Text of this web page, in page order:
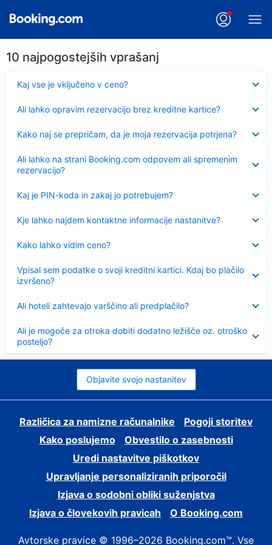
10 najpogostejših vprašanj
Kaj vse je vključeno v ceno?
Ali lahko opravim rezervacijo brez kreditne kartice?
Kako naj se prepričam, da je moja rezervacija potrjena?
Ali lahko na strani Booking.com odpovem ali spremenim
rezervacijo?
Kaj je PIN-koda in zakaj jo potrebujem?
Kje lahko najdem kontaktne informacije nastanitve?
Kako lahko vidim ceno?
Vpisal sem podatke o svoji kreditni kartici. Kdaj bo plačilo
izvršeno?
Ali hoteli zahtevajo varščino ali predplačilo?
Ali je mogoče za otroka dobiti dodatno ležišče oz. otroško
posteljo?
Objavite svojo nastanitev
Različica za namizne računalnike
Pogoji storitev
Kako poslujemo
Obvestilo o zasebnosti
Uredi nastavitve piškotkov
Upravljanje personaliziranih priporočil
Izjava o sodobni obliki suženjstva
Izjava o človekovih pravicah
O Booking.com
Avtorske pravice © 1996–2026 Booking.com™. Vse